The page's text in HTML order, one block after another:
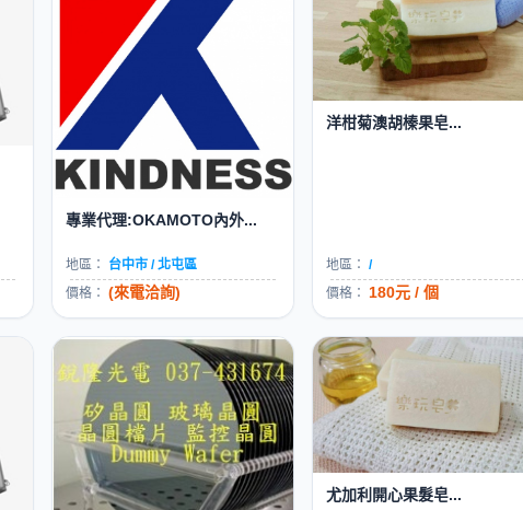
專業代理:OKAMOTO內外...
地區：
台中市 / 北屯區
價格： (來電洽詢)
洋柑菊澳胡榛果皂...
地區： /
價格： 180元 / 個
尤加利開心果髮皂...